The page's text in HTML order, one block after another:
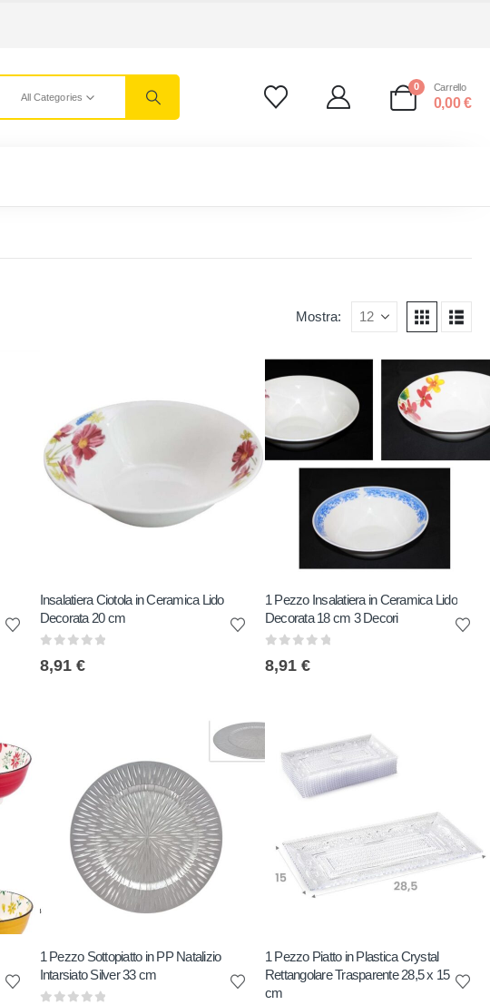
All Categories
0 Carrello
0,00€
Mostra:
Insalatiera Ciotola in Ceramica Lido
Decorata 20 cm
8,91 €
1 Pezzo Insalatiera in Ceramica Lido
Decorata 18 cm 3 Decori
8,91 €
1 Pezzo Sottopiatto in PP Natalizio
Intarsiato Silver 33 cm
1 Pezzo Piatto in Plastica Crystal
Rettangolare Trasparente 28,5 x 15
cm